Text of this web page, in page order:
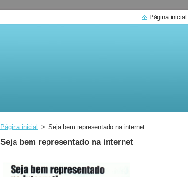
Página inicial > Seja bem representado na internet
Seja bem representado na internet
Página inicial